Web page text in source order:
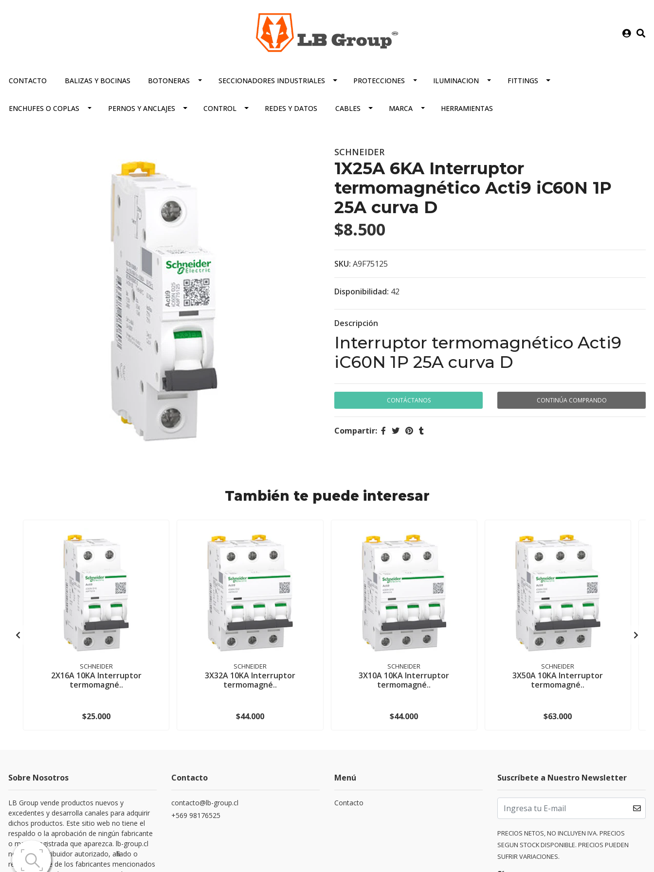
CONTACTO BALIZAS Y BOCINAS BOTONERAS SECCIONADORES INDUSTRIALES PROTECCIONES ILUMINACION FITTINGS
ENCHUFES O COPLAS PERNOS Y ANCLAJES CONTROL REDES Y DATOS CABLES MARCA HERRAMIENTAS
SCHNEIDER
1X25A 6KA Interruptor
termomagnético Acti9 iC60N 1P
25A curva D
$8.500
SKU: A9F75125
Disponibilidad: 42
Descripción
Interruptor termomagnético Acti9
iC60N 1P 25A curva D
CONTÁCTANOS CONTINÚA COMPRANDO
Compartir:
También te puede interesar
SCHNEIDER
2X16A 10KA Interruptor
termomagné..
$25.000
SCHNEIDER
3X32A 10KA Interruptor
termomagné..
$44.000
SCHNEIDER
3X10A 10KA Interruptor
termomagné..
$44.000
SCHNEIDER
3X50A 10KA Interruptor
termomagné..
$63.000
Sobre Nosotros
LB Group vende productos nuevos y
excedentes y desarrolla canales para adquirir
dichos productos. Este sitio web no tiene el
respaldo o la aprobación de ningún fabricante
o marca registrada que aparezca. lb-group.cl
no es un distribuidor autorizado, afiliado o
representante de los fabricantes mencionados
Contacto
contacto@lb-group.cl
+569 98176525
Menú
Contacto
Suscríbete a Nuestro Newsletter
PRECIOS NETOS, NO INCLUYEN IVA. PRECIOS
SEGUN STOCK DISPONIBLE. PRECIOS PUEDEN
SUFRIR VARIACIONES.